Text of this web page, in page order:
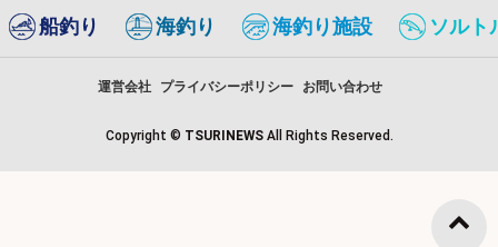
船釣り 海釣り 海釣り施設 ソルト
運営会社 プライバシーポリシー お問い合わせ
Copyright © TSURINEWS All Rights Reserved.